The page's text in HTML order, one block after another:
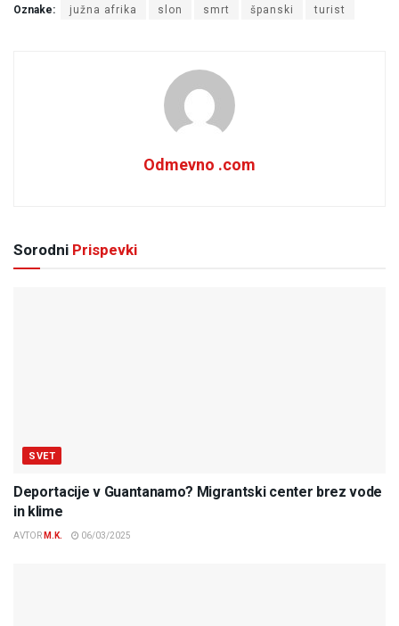
Oznake: južna afrika slon smrt španski turist
Odmevno .com
Sorodni Prispevki
SVET
Deportacije v Guantanamo? Migrantski center brez vode
in klime
AVTOR M.K. 06/03/2025